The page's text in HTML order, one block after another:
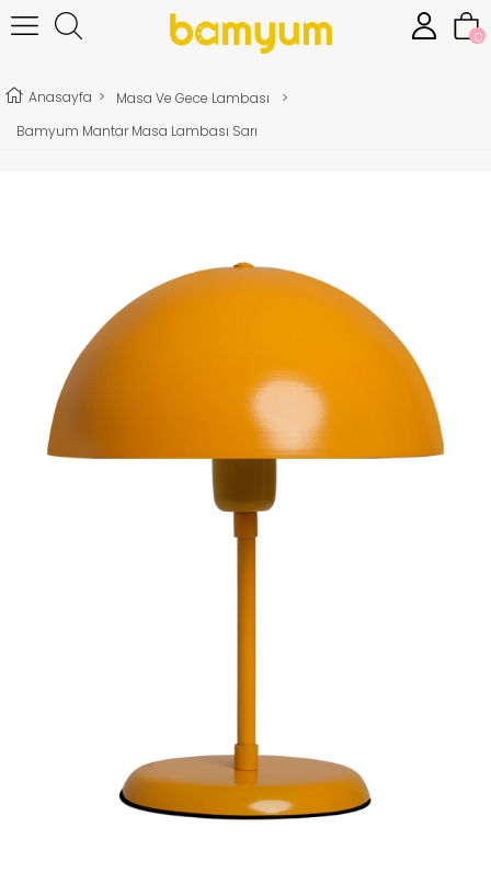
0
Anasayfa > Masa Ve Gece Lambası
>
Bamyum Mantar Masa Lambası Sarı